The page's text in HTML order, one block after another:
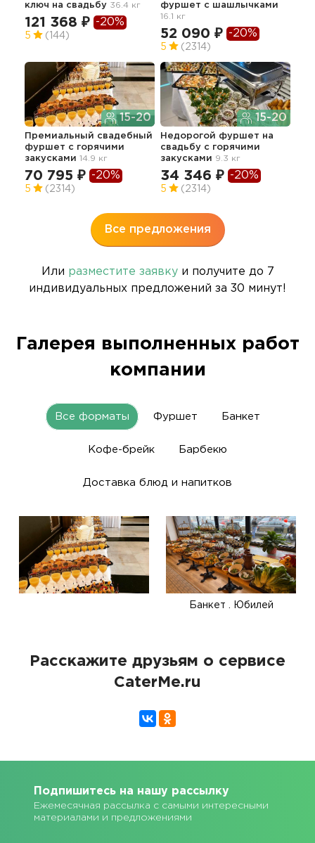
ключ на свадьбу 36.4 кг
121 368 ₽ -20%
5 (144)
фуршет с шашлычками
16.1 кг
52 090 ₽ -20%
5 (2314)
15-20
Премиальный свадебный
фуршет с горячими
закусками 14.9 кг
70 795 ₽ -20%
5 (2314)
15-20
Недорогой фуршет на
свадьбу с горячими
закусками 9.3 кг
34 346 ₽ -20%
5 (2314)
Все предложения
Или разместите заявкуи получите до 7
индивидуальных предложений за 30 минут!
Галерея выполненных работ
компании
Все форматы Фуршет Банкет
Кофе-брейк Барбекю
Доставка блюд и напитков
Банкет . Юбилей
Расскажите друзьям о сервисе
CaterMe.ru
Подпишитесь на нашу рассылку
Ежемесячная рассылка с самыми интересными
материалами и предложениями